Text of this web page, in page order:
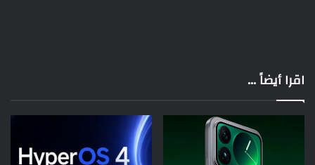
اقرا أيضاً ...